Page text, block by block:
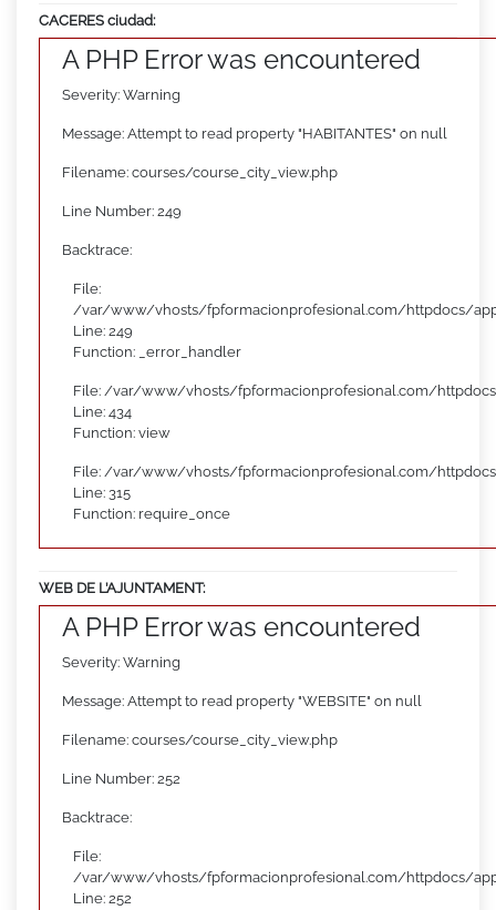
CACERES ciudad:
A PHP Error was encountered
Severity: Warning
Message: Attempt to read property "HABITANTES" on null
Filename: courses/course_city_view.php
Line Number: 249
Backtrace:
File:
/var/www/vhosts/fpformacionprofesional.com/httpdocs/
Line: 249
Function: _error_handler
File: /var/www/vhosts/fpformacionprofesional.com/
Line: 434
Function: view
File: /var/www/vhosts/fpformacionprofesional.com/
Line: 315
Function: require_once
WEB DE L’AJUNTAMENT:
A PHP Error was encountered
Severity: Warning
Message: Attempt to read property "WEBSITE" on null
Filename: courses/course_city_view.php
Line Number: 252
Backtrace:
File:
/var/www/vhosts/fpformacionprofesional.com/httpdocs/
Line: 252